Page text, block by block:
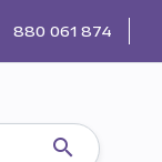
880 061 874
